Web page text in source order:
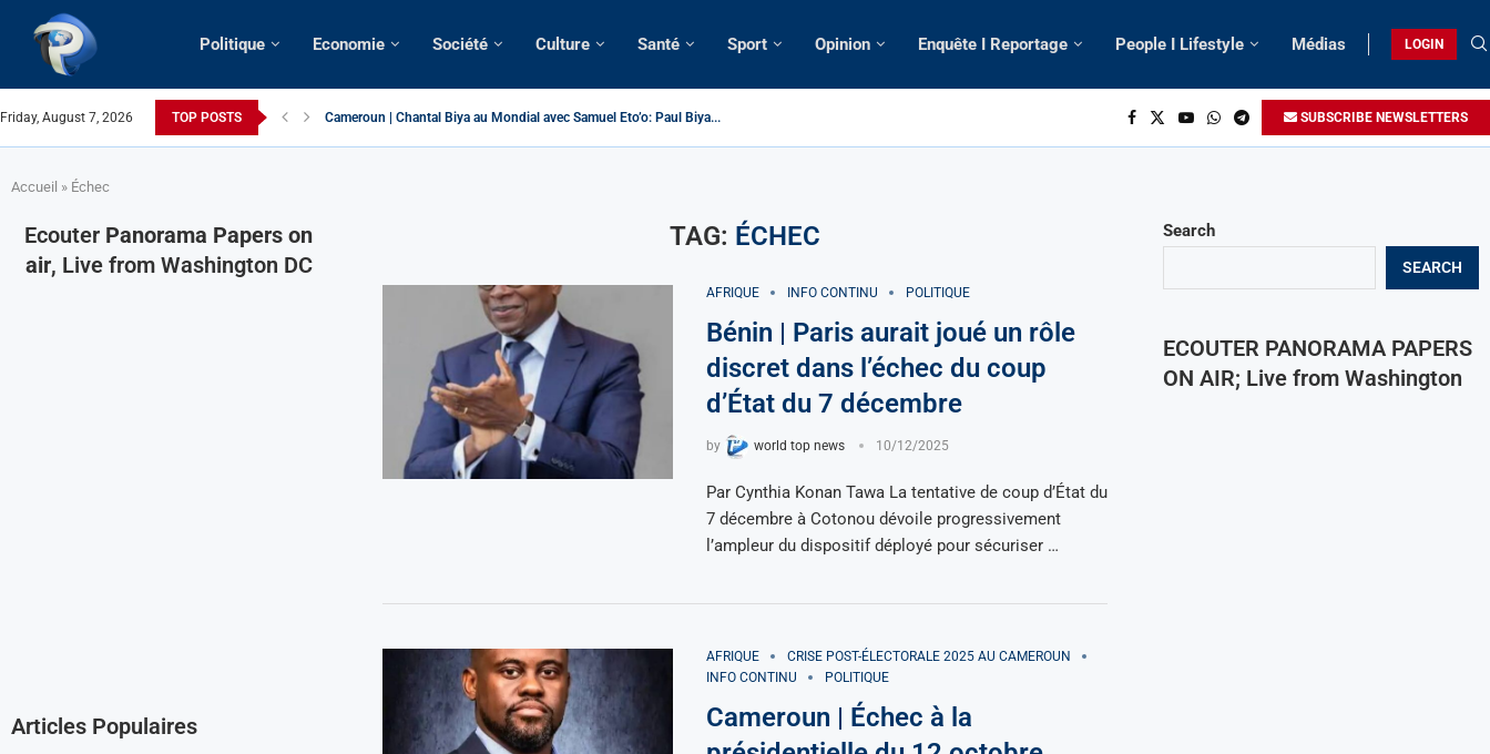
Politique Economie Société Culture Santé Sport Opinion Enquête I Reportage People I Lifestyle Médias LOGIN
Friday, August 7, 2026 TOP POSTS Cameroun | Chantal Biya au Mondial avec Samuel Eto’o: Paul Biya... SUBSCRIBE NEWSLETTERS
Accueil » Échec
TAG: ÉCHEC
AFRIQUE INFO CONTINU POLITIQUE
Bénin | Paris aurait joué un rôle
discret dans l’échec du coup
d’État du 7 décembre
by world top news 10/12/2025
Par Cynthia Konan Tawa La tentative de coup d’État du
7 décembre à Cotonou dévoile progressivement
l’ampleur du dispositif déployé pour sécuriser …
AFRIQUE
CRISE POST-ÉLECTORALE 2025 AU CAMEROUN
INFO CONTINU
POLITIQUE
Cameroun | Échec à la
Search
SEARCH
ECOUTER PANORAMA PAPERS
ON AIR; Live from Washington
Ecouter Panorama Papers on
air, Live from Washington DC
Articles Populaires